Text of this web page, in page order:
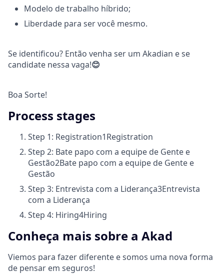
Modelo de trabalho híbrido;
Liberdade para ser você mesmo.
Se identificou? Então venha ser um Akadian e se
candidate nessa vaga!😊
Boa Sorte!
Process stages
Step 1: Registration1Registration
Step 2: Bate papo com a equipe de Gente e
Gestão2Bate papo com a equipe de Gente e
Gestão
Step 3: Entrevista com a Liderança3Entrevista
com a Liderança
Step 4: Hiring4Hiring
Conheça mais sobre a Akad
Viemos para fazer diferente e somos uma nova forma
de pensar em seguros!